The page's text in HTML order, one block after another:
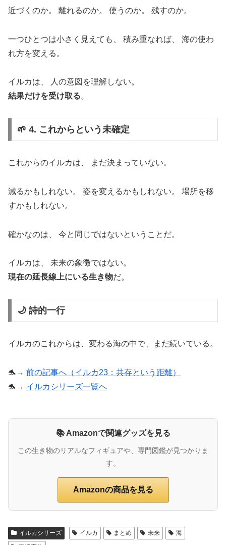
近づくのか。 離れるのか。 使うのか。 残すのか。
一つひとつは小さく見えても、 積み重なれば、 海の使わ
れ方を変える。
イルカは、 人の意図を理解しない。
結果だけを受け取る。
🌱 4. これからという未確定
これからのイルカは、 まだ決まっていない。
減るかもしれない。 姿を変えるかもしれない。 場所を移
すかもしれない。
確かなのは、 今と同じではないということだ。
イルカは、 未来の象徴ではない。
現在の延長線上にいる生き物だ。
🌙 詩的一行
イルカのこれからは、変わる海の中で、まだ続いている。
🐬→ 前の記事へ（イルカ23：共存という距離）
🐬→ イルカシリーズ一覧へ
📚 Amazonで関連グッズを見る
この生き物のリアルなフィギュアや、専門図鑑が見つかりま
す。
Amazonの商品を見る
イルカシリーズ イルカ まとめ 未来
海